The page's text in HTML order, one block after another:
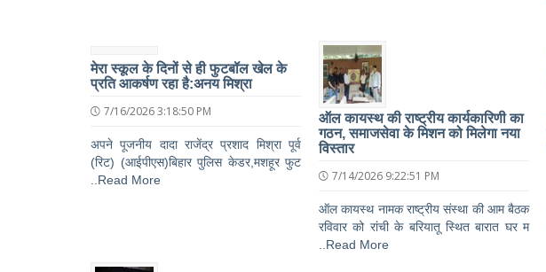
मेरा स्कूल के दिनों से ही फुटबॉल खेल के
प्रति आकर्षण रहा है:अनय मिश्रा
7/16/2026 3:18:50 PM
अपने पूजनीय दादा राजेंद्र प्रशाद मिश्रा पूर्व
(रिट) (आईपीएस)बिहार पुलिस केडर,मशहूर फुट
..Read More
ऑल कायस्थ की राष्ट्रीय कार्यकारिणी का
गठन, समाजसेवा के मिशन को मिलेगा नया
विस्तार
7/14/2026 9:22:51 PM
ऑल कायस्थ नामक राष्ट्रीय संस्था की आम बैठक
रविवार को रांची के बरियातू स्थित बारात घर म
..Read More